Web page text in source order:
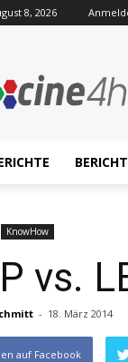
8, 2026
KnowHow
vs.
- 18. März 2014
auf Facebook